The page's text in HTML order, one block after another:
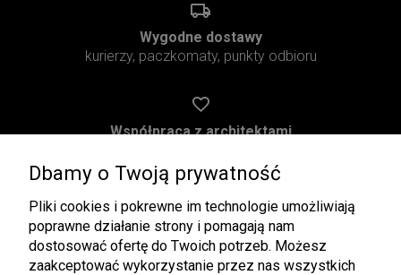
Wygodne dostawy
kurierzy, paczkomaty, punkty odbioru
Współpraca z architektami
Pomoc
Moje konto
Dbamy o Twoją prywatność
Pliki cookies i pokrewne im technologie umożliwiają
poprawne działanie strony i pomagają nam
dostosować ofertę do Twoich potrzeb. Możesz
zaakceptować wykorzystanie przez nas wszystkich